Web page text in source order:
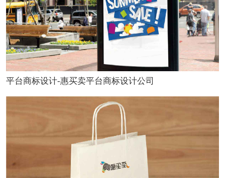
平台商标设计-惠买卖平台商标设计公司